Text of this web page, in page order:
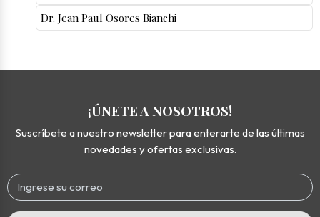
Dr. Jean Paul Osores Bianchi
¡ÚNETE A NOSOTROS!
Suscríbete a nuestro newsletter para enterarte de las últimas
novedades y ofertas exclusivas.